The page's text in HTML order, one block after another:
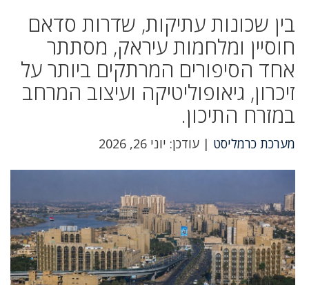
בין שכונות עתיקות, שדרות סדאם
חוסיין ומלחמות עיראק, מסתתר
אחד הסיפורים המרתקים ביותר על
זיכרון, גיאופוליטיקה ועיצוב המרחב
במזרח התיכון.
מערכת כרמליסט | עודכן: יוני 26, 2026